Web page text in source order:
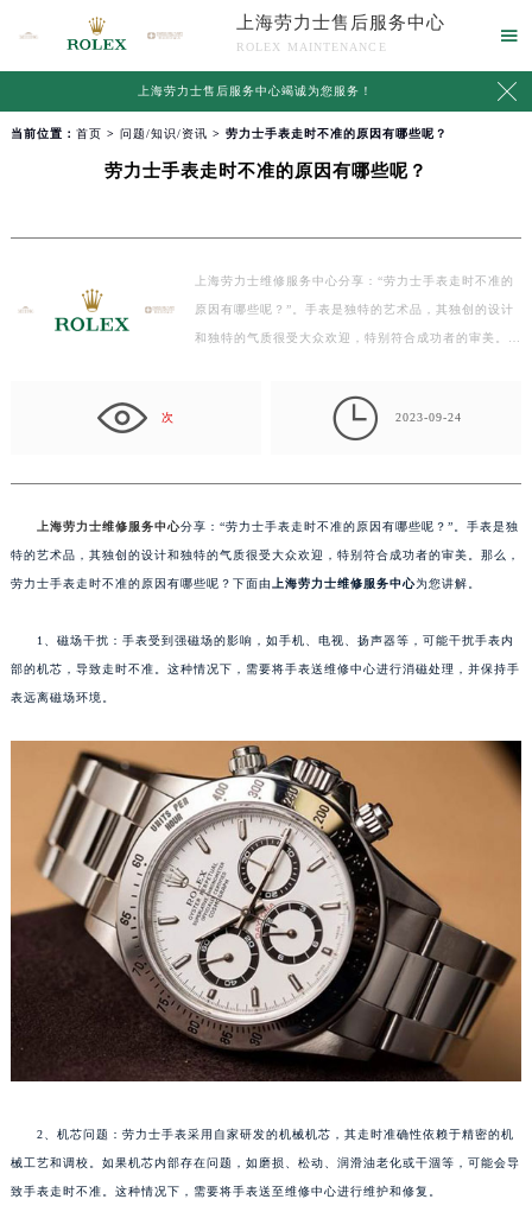
上海劳力士售后服务中心
ROLEX MAINTENANCE

上海劳力士售后服务中心竭诚为您服务！ 
当前位置： 首页 > 问题/知识/资讯 > 劳力士手表走时不准的原因有哪些呢？
劳力士手表走时不准的原因有哪些呢？
上海劳力士维修服务中心分享：“劳力士手表走时不准的
原因有哪些呢？”。手表是独特的艺术品，其独创的设计
和独特的气质很受大众欢迎，特别符合成功者的审美。
次  2023-09-24
上海劳力士维修服务中心分享：“劳力士手表走时不准的原因有哪些呢？”。手表是独
特的艺术品，其独创的设计和独特的气质很受大众欢迎，特别符合成功者的审美。那么，
劳力士手表走时不准的原因有哪些呢？下面由 上海劳力士维修服务中心为您讲解。
1、磁场干扰：手表受到强磁场的影响，如手机、电视、扬声器等，可能干扰手表内
部的机芯，导致走时不准。这种情况下，需要将手表送维修中心进行消磁处理，并保持手
表远离磁场环境。
2、机芯问题：劳力士手表采用自家研发的机械机芯，其走时准确性依赖于精密的机
械工艺和调校。如果机芯内部存在问题，如磨损、松动、润滑油老化或干涸等，可能会导
致手表走时不准。这种情况下，需要将手表送至维修中心进行维护和修复。